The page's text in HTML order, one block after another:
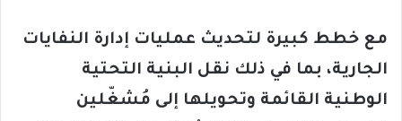
مع خطط كبيرة لتحديث عمليات إدارة النفايات
الجارية، بما في ذلك نقل البنية التحتية
الوطنية القائمة وتحويلها إلى مُشغّلين